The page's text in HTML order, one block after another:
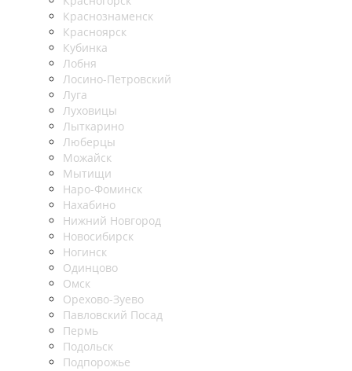
Краснознаменск
Красноярск
Кубинка
Лобня
Лосино-Петровский
Луга
Луховицы
Лыткарино
Люберцы
Можайск
Мытищи
Наро-Фоминск
Нахабино
Нижний Новгород
Новосибирск
Ногинск
Одинцово
Омск
Орехово-Зуево
Павловский Посад
Пермь
Подольск
Подпорожье